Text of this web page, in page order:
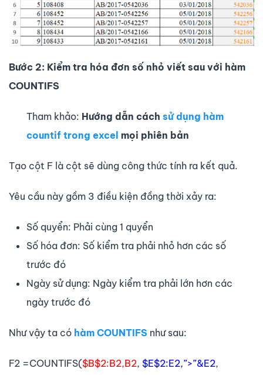
Bước 2: Kiểm tra hóa đơn số nhỏ viết sau với hàm
COUNTIFS
Tham khảo: Hướng dẫn cách sử dụng hàm
countif trong excel mọi phiên bản
Tạo cột F là cột sẽ dùng công thức tính ra kết quả.
Yêu cầu này gồm 3 điều kiện đồng thời xảy ra:
Số quyển: Phải cùng 1 quyển
Số hóa đơn: Số kiểm tra phải nhỏ hơn các số
trước đó
Ngày sử dụng: Ngày kiểm tra phải lớn hơn các
ngày trước đó
Như vậy ta có hàm COUNTIFS như sau:
F2 =COUNTIFS($B$2:B2,B2, $E$2:E2,”>”&E2,